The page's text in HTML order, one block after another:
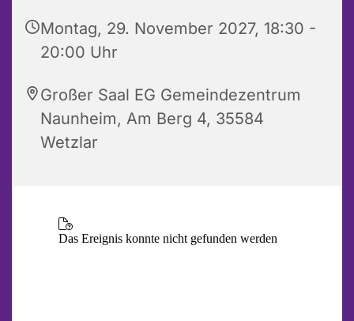
Montag, 29. November 2027, 18:30 -
20:00 Uhr
Großer Saal EG Gemeindezentrum
Naunheim, Am Berg 4, 35584
Wetzlar